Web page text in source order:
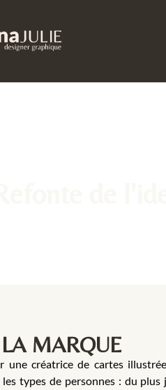
MARQUE
créatrice de cartes
types de personnes : du